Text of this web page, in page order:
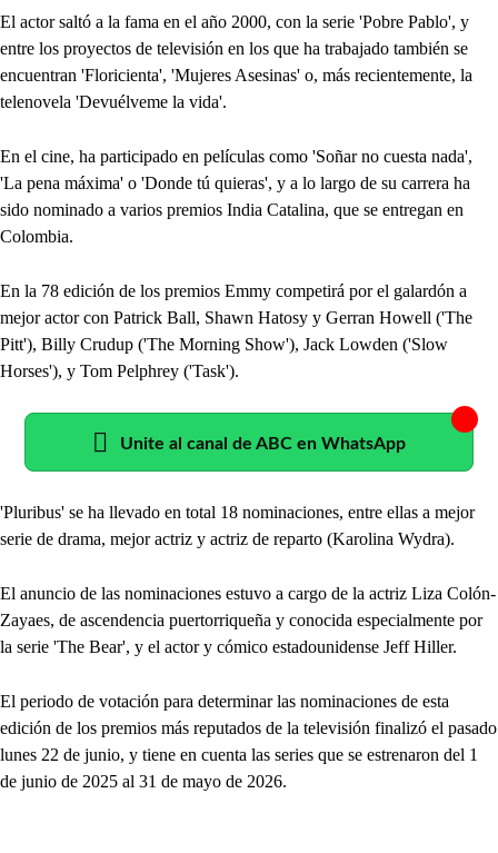
El actor saltó a la fama en el año 2000, con la serie 'Pobre Pablo', y
entre los proyectos de televisión en los que ha trabajado también se
encuentran 'Floricienta', 'Mujeres Asesinas' o, más recientemente, la
telenovela 'Devuélveme la vida'.
En el cine, ha participado en películas como 'Soñar no cuesta nada',
'La pena máxima' o 'Donde tú quieras', y a lo largo de su carrera ha
sido nominado a varios premios India Catalina, que se entregan en
Colombia.
En la 78 edición de los premios Emmy competirá por el galardón a
mejor actor con Patrick Ball, Shawn Hatosy y Gerran Howell ('The
Pitt'), Billy Crudup ('The Morning Show'), Jack Lowden ('Slow
Horses'), y Tom Pelphrey ('Task').
Unite al canal de ABC en WhatsApp
'Pluribus' se ha llevado en total 18 nominaciones, entre ellas a mejor
serie de drama, mejor actriz y actriz de reparto (Karolina Wydra).
El anuncio de las nominaciones estuvo a cargo de la actriz Liza Colón-
Zayaes, de ascendencia puertorriqueña y conocida especialmente por
la serie 'The Bear', y el actor y cómico estadounidense Jeff Hiller.
El periodo de votación para determinar las nominaciones de esta
edición de los premios más reputados de la televisión finalizó el pasado
lunes 22 de junio, y tiene en cuenta las series que se estrenaron del 1
de junio de 2025 al 31 de mayo de 2026.